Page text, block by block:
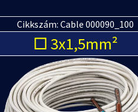
Cikkszám: Cable 000090_100
□ 3x1,5mm²